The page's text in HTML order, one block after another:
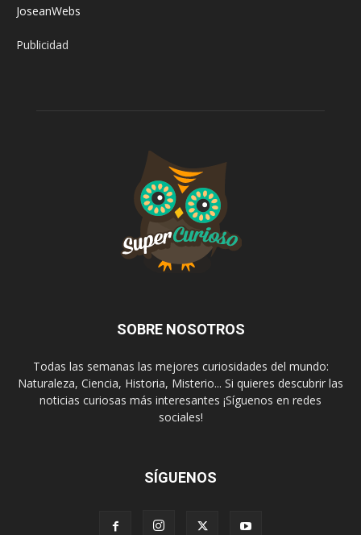
JoseanWebs
Publicidad
SOBRE NOSOTROS
Todas las semanas las mejores curiosidades del mundo:
Naturaleza, Ciencia, Historia, Misterio... Si quieres descubrir las
noticias curiosas más interesantes ¡Síguenos en redes
sociales!
SÍGUENOS